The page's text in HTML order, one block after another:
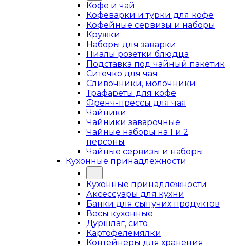
Кофе и чай
Кофеварки и турки для кофе
Кофейные сервизы и наборы
Кружки
Наборы для заварки
Пиалы розетки блюдца
Подставка под чайный пакетик
Ситечко для чая
Сливочники, молочники
Трафареты для кофе
Френч-прессы для чая
Чайники
Чайники заварочные
Чайные наборы на 1 и 2
персоны
Чайные сервизы и наборы
Кухонные принадлежности
Кухонные принадлежности
Аксессуары для кухни
Банки для сыпучих продуктов
Весы кухонные
Дуршлаг, сито
Картофелемялки
Контейнеры для хранения